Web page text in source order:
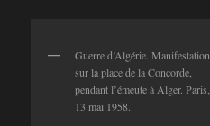
Guerre d’Algérie. Manifestation
sur la place de la Concorde,
pendant l’émeute à Alger. Paris,
13 mai 1958.